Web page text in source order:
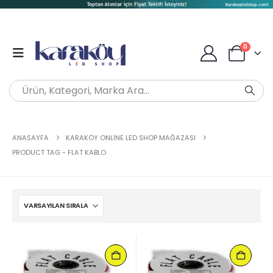
0
ANASAYFA
KARAKÖY ONLINE LED SHOP MAĞAZASI
PRODUCT TAG - FLAT KABLO